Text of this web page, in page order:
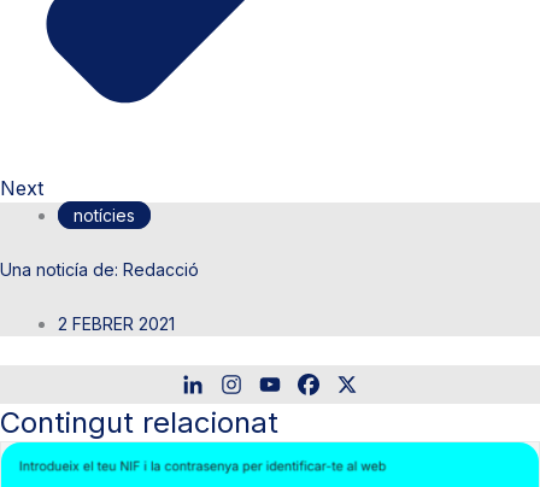
Next
notícies
Redacció
2 FEBRER 2021
Contingut relacionat